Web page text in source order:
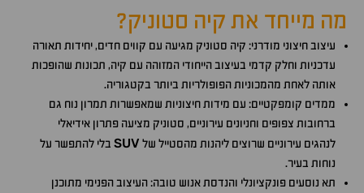
מה מייחד את קיה סטוניק?
עיצוב חיצוני מודרני: קיה סטוניק מגיעה עם קווים חדים, יחידות תאורה
עדכניות וחלק קדמי בעיצוב הייחודי המזוהה עם קיה, תכונות שהופכות
אותה לאחת מהמכוניות הפופולריות ביותר בקטגוריה.
ממדים קומפקטיים: עם מידות חיצוניות שמאפשרות תמרון נוח גם
ברחובות צפופים וחניונים עירוניים, סטוניק מציעה פתרון אידיאלי
לנהגים עירוניים שרוצים ליהנות מהסטייל של SUV בלי להתפשר על
נוחות בעיר.
תא נוסעים פונקציונלי והנדסת אנוש טובה: העיצוב הפנימי מתוכנן